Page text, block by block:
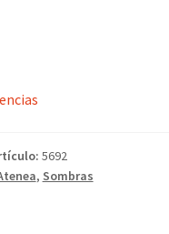
5692
, Sombras